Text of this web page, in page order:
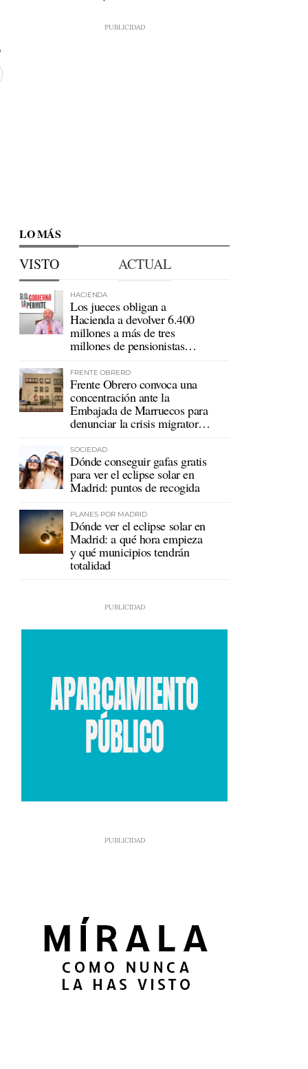
LO MÁS
VISTO ACTUAL
HACIENDA
Los jueces obligan a
Hacienda a devolver 6.400
millones a más de tres
millones de pensionistas
FRENTE OBRERO
Frente Obrero convoca una
concentración ante la
Embajada de Marruecos para
denunciar la crisis migratoria
SOCIEDAD
Dónde conseguir gafas gratis
para ver el eclipse solar en
Madrid: puntos de recogida
PLANES POR MADRID
Dónde ver el eclipse solar en
Madrid: a qué hora empieza
y qué municipios tendrán
totalidad